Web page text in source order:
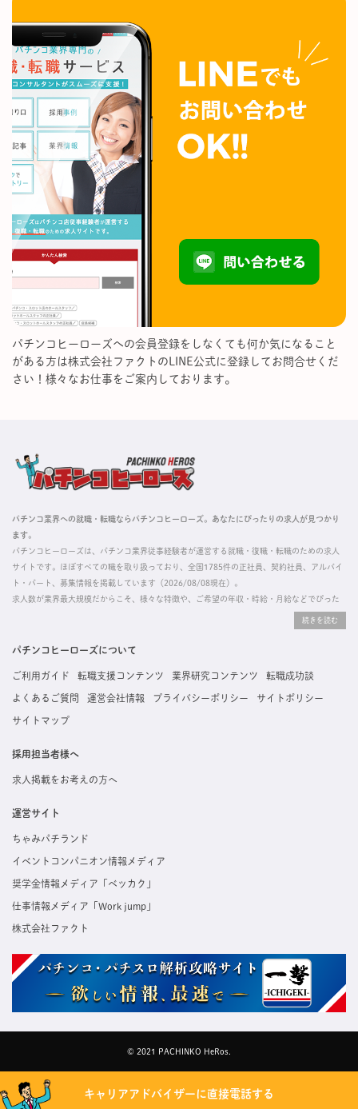
パチンコヒーローズへの会員登録をしなくても何か気になること
がある方は株式会社ファクトのLINE公式に登録してお問合せくだ
さい！様々なお仕事をご案内しております。
パチンコ業界への就職・転職ならパチンコヒーローズ。あなたにぴったりの求人が見つかり
ます。
パチンコヒーローズは、パチンコ業界従事経験者が運営する就職・復職・転職のための求人
サイトです。ほぼすべての職を取り扱っており、全国1785件の正社員、契約社員、アルバイ
ト・パート、募集情報を掲載しています（2026/08/08現在）。
求人数が業界最大規模だからこそ、様々な特徴や、ご希望の年収・時給・月給などでぴった
掲載している求人は、すべて契約法人様から寄せられた正規の求人情報です。応募いただい
た内容はすぐに直接事業所に届くためスムーズに転職・復職できます。
パチンコヒーローズについて
ご利用ガイド 転職支援コンテンツ 業界研究コンテンツ 転職成功談
よくあるご質問 運営会社情報 プライバシーポリシー サイトポリシー
サイトマップ
採用担当者様へ
求人掲載をお考えの方へ
運営サイト
ちゃみパチランド
イベントコンパニオン情報メディア
奨学金情報メディア「ベッカク」
仕事情報メディア「Work jump」
株式会社ファクト
© 2021 PACHINKO HeRos.
キャリアアドバイザーに直接電話する